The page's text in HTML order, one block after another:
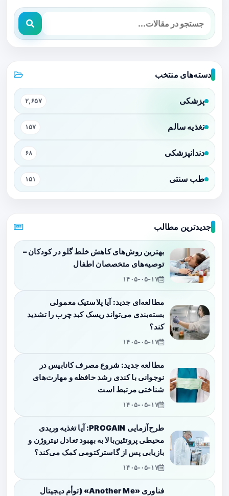
دسته‌های منتخب
پزشکی ۲,۶۵۷
تغذیه سالم ۱۵۷
دندانپزشکی ۶۸
طب سنتی ۱۵۱
جدیدترین مطالب
بهترین روش‌های کاهش خلط گلو در کودکان –
توصیه‌های متخصصان اطفال
۱۴۰۵-۰۵-۱۷
مطالعه‌ای جدید: آیا پلاستیک معمولی
بسته‌بندی می‌تواند ریسک کبد چرب را تشدید
کند؟
۱۴۰۵-۰۵-۱۷
مطالعه جدید: شروع مصرف کانابیس در
نوجوانی با کندی رشد حافظه و مهارت‌های
شناختی مرتبط است
۱۴۰۵-۰۵-۱۷
طرح‌آزمایی PROGAIN: آیا تغذیه وریدی
محیطی پروتئین‌بالا به بهبود تعادل نیتروژن و
بازیابی پس از گاسترکتومی کمک می‌کند؟
۱۴۰۵-۰۵-۱۷
فناوری «Another Me» (توأم دیجیتال